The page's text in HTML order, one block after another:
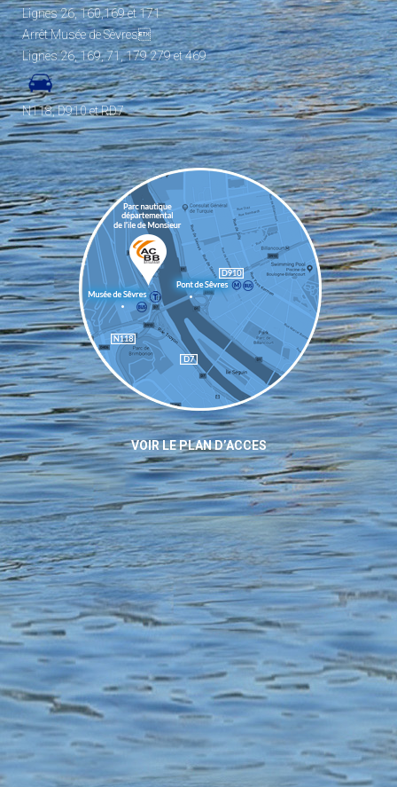
Lignes 26, 160,169 et 171
Arrêt Musée de Sèvres
Lignes 26, 169, 71, 179 279 et 469
N118, D910 et RD7
VOIR LE PLAN D’ACCES